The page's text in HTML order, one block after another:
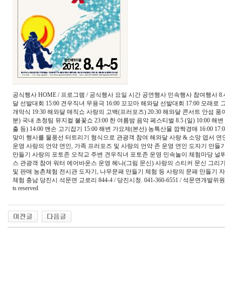
공식행사 HOME / 프로그램 / 공식행사 요일 시간 공연행사 민속행사 참여행사
달 선발대회 15:00 견우직녀 무용극 16:00 꼬꼬마 해와달 선발대회 17:00 모래
개막식 19:30 해와달 매직쇼 사랑의 고백(프러포즈) 20:30 해와달 콘서트 안섬
분) 국내 초청팀 뮤지컬 불꽃쇼 23:00 한 여름밤 음악 페스티벌 8.5 (일) 10:00 해
출 등) 14:00 맨손 고기잡기 15:00 해변 가요제(본선) 농특산물 깜짝경매 16:00
맞이 행사를 물풍선 터트리기 형식으로 관광객 참여 해와달 사랑 & 소망 엽서
운영 사랑의 언약 연인, 가족 프러포즈 및 사랑의 언약 존 운영 연인 도자기 만
만들기 사랑의 포토존 오작교 주변 견우직녀 포토존 운영 민속놀이 체험마당
스 관광객 참여 워터 에어바운스 운영 헤나(그림 문신) 사랑의 스티커 문신 그
및 판매 농촌체험 전시관 도자기, 나무문패 만들기 체험 등 사랑의 문패 만들기
체험 충남 당진시 석문면 교로리 844-4 / 당진시청. 041-360-6551 / 석문면개발위
ts reserved